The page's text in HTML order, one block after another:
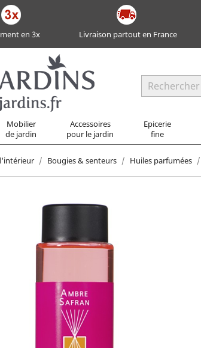
en 3x Livraison partout en France
Mobilier
de jardin
Accessoires
pour le jardin
Epicerie
fine
Bougies & senteurs Huiles parfumées